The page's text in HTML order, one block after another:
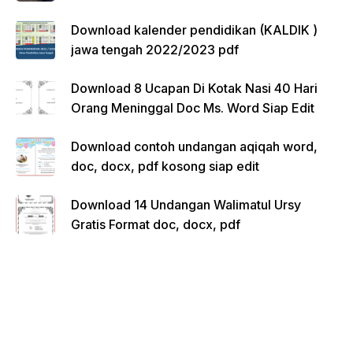
Download kalender pendidikan (KALDIK )
jawa tengah 2022/2023 pdf
Download 8 Ucapan Di Kotak Nasi 40 Hari
Orang Meninggal Doc Ms. Word Siap Edit
Download contoh undangan aqiqah word,
doc, docx, pdf kosong siap edit
Download 14 Undangan Walimatul Ursy
Gratis Format doc, docx, pdf